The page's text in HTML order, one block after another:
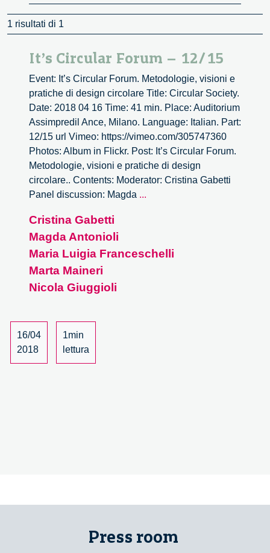
1 risultati di 1
It’s Circular Forum – 12/15
Event: It’s Circular Forum. Metodologie, visioni e
pratiche di design circolare Title: Circular Society.
Date: 2018 04 16 Time: 41 min. Place: Auditorium
Assimpredil Ance, Milano. Language: Italian. Part:
12/15 url Vimeo: https://vimeo.com/305747360
Photos: Album in Flickr. Post: It’s Circular Forum.
Metodologie, visioni e pratiche di design
circolare.. Contents: Moderator: Cristina Gabetti
Panel discussion: Magda ...
12/15
Cristina Gabetti
Magda Antonioli
Maria Luigia Franceschelli
Marta Maineri
Nicola Giuggioli
16/04
2018
1min
lettura
Press room